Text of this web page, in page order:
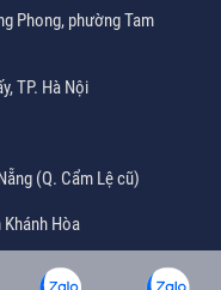
Phong, phường Tam
TP. Hà Nội
(Q. Cẩm Lệ cũ)
Hòa